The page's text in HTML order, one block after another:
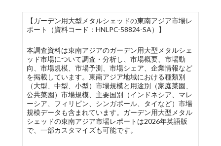
【ガーデン用大型メタルシェッドの東南アジア市場レ
ポート（資料コード：HNLPC-58824-SA）】
本調査資料は東南アジアのガーデン用大型メタルシェ
ッド市場について調査・分析し、市場概要、市場動
向、市場規模、市場予測、市場シェア、企業情報など
を掲載しています。東南アジア地域における種類別
（大型、中型、小型）市場規模と用途別（家庭菜園、
公共菜園）市場規模、主要国別（インドネシア、マレ
ーシア、フィリピン、シンガポール、タイなど）市場
規模データも含まれています。ガーデン用大型メタル
シェッドの東南アジア市場レポートは2026年英語版
で、一部カスタマイズも可能です。